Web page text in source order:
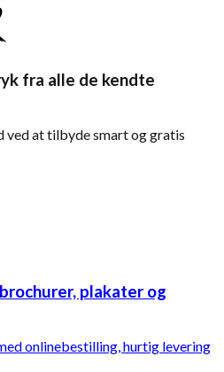
fra alle de kendte
ved at tilbyde smart og gratis
plakater og
onlinebestilling, hurtig levering